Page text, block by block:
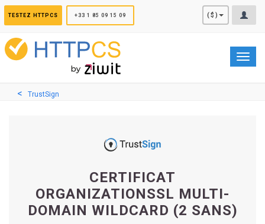
TESTEZ HTTPCS +33 1 85 09 15 09 ($)
TrustSign
CERTIFICAT
ORGANIZATIONSSL MULTI-
DOMAIN WILDCARD (2 SANS)
Panneau de gestion des cookies